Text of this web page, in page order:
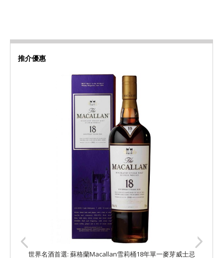
推介優惠
世界名酒首選: 蘇格蘭Macallan雪莉桶18年單一麥芽威士忌